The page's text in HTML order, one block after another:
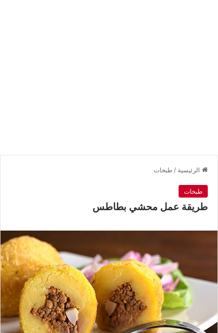
الرئيسية / طبخات
طبخات
طريقة عمل محشي بطاطس